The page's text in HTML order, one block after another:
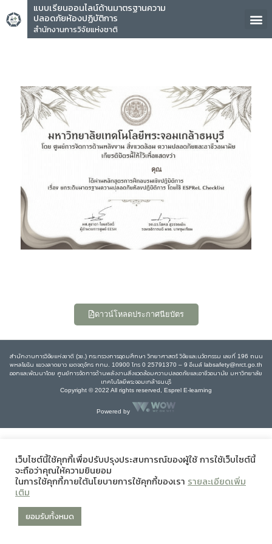
แบบเรียนออนไลน์ด้านมาตรฐานความ
ปลอดภัยห้องปฏิบัติการ
สำนักงานการวิจัยแห่งชาติ
คุณ
ดาวน์โหลดประกาศนียบัตร
สำนักงานการวิจัยแห่งชาติ (วช.) กระทรวงการอุดมศึกษา วิทยาศาสตร์ วิจัยและนวัตกรรม เลขที่ 196 ถนน
พหลโยธิน แขวงลาดยาว เขตจตุจักร กทม. 10900 โทร 0 25791370 – 9 อีเมล์ labsafety@nrct.go.th
ออกและพัฒนาโดย ศูนย์การจัดการด้านพลังงานสิ่งแวดล้อมความปลอดภัยและอาชีวอนามัย มหาวิทยาลัย
เทคโนโลยีพระจอมเกล้าธนบุรี
Copyright © 2022 All rights reserved, Esprel E-learning
Powered by
เว็บไซต์นี้ใช้คุกกี้เพื่อปรับปรุงประสบการณ์ของผู้ใช้ การใช้เว็บไซต์นี้
จะถือว่าคุณให้ความยินยอม
ในการใช้คุกกี้ภายใต้นโยบายการใช้คุกกี้ของเรา รายละเอียดเพิ่ม
เติม
ยอมรับทั้งหมด